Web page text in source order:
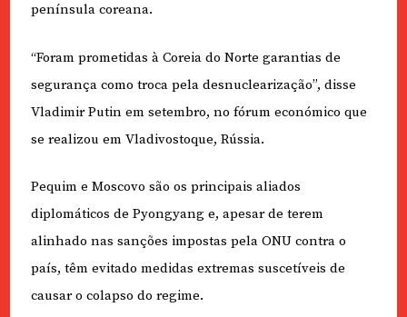
península coreana.
“Foram prometidas à Coreia do Norte garantias de
segurança como troca pela desnuclearização”, disse
Vladimir Putin em setembro, no fórum económico que
se realizou em Vladivostoque, Rússia.
Pequim e Moscovo são os principais aliados
diplomáticos de Pyongyang e, apesar de terem
alinhado nas sanções impostas pela ONU contra o
país, têm evitado medidas extremas suscetíveis de
causar o colapso do regime.